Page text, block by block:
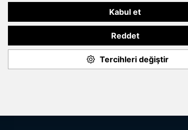
Filteleme ve Fan Grubu
+90 224 2400304
E-Posta
info@yursat.com.tr
Bizi Takip Edin